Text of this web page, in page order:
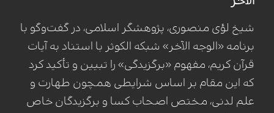
شیخ لؤی منصوری، پژوهشگر اسلامی، در گفت‌وگو با
برنامه «الوجه الآخر» شبکه الکوثر با استناد به آیات
قرآن کریم، مفهوم «برگزیدگی» را تبیین و تأکید کرد
که این مقام بر اساس شرایطی همچون طهارت و
علم لدنی، مختص اصحاب کسا و برگزیدگان خاص